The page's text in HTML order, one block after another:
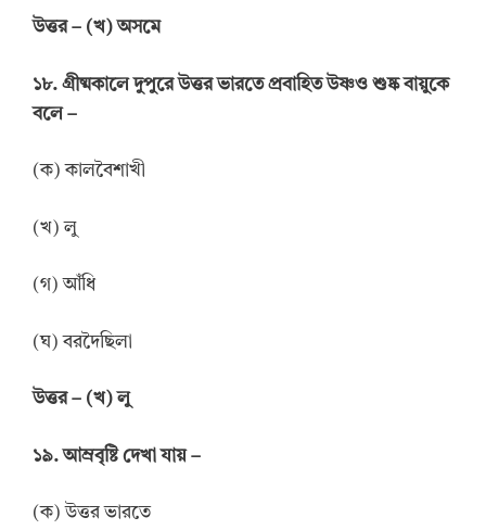
উত্তর– (খ) অসমে
১৮. গ্রীষ্মকালে দুপুরে উত্তর ভারতে প্রবাহিত উষ্ণও শুষ্ক বায়ুকে
বলে –
(ক) কালবৈশাখী
(খ) লু
(গ) আঁধি
(ঘ) বরদৈছিলা
উত্তর– (খ) লু
১৯. আম্রবৃষ্টি দেখা যায় –
(ক) উত্তর ভারতে